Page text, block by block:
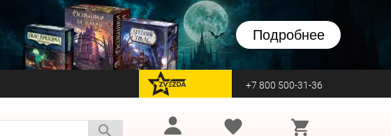
Подробнее
перейти на Zvezda +7 800 500-31-36